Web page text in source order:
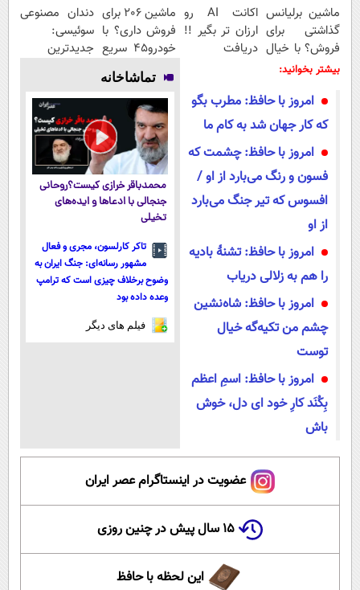
ماشین برلیانس
گذاشتی برای
فروش؟ با خیال
راحت بفروش
اکانت AI رو
ارزان تر بگیر !!
دریافت
ماشین 206 برای
فروش داری؟ با
خودرو45 سریع
دندان مصنوعی
سوئیسی:
جدیدترین
پرداخت قسطی
بیشتر بخوانید:
امروز با حافظ: مطرب بگو
که کار جهان شد به کام ما
امروز با حافظ: چشمت که
فسون و رنگ می‌بارد از او /
افسوس که تیر جنگ می‌بارد
از او
امروز با حافظ: تشنهٔ بادیه
را هم به زلالی دریاب
امروز با حافظ: شاه‌نشین
چشم من تکیه‌گه خیال
توست
امروز با حافظ: اسمِ اعظم
بِکُنَد کارِ خود ای دل، خوش
باش
تماشاخانه
محمدباقر خرازی کیست؟روحانی
جنجالی با ادعاها و ایده‌های
تخیلی
تاکر کارلسون، مجری و فعال
مشهور رسانه‌ای: جنگ ایران به
وضوح برخلاف چیزی است که ترامپ
وعده داده بود
فیلم های دیگر
عضویت در اینستاگرام عصر ایران
۱۵ سال پیش در چنین روزی
این لحظه با حافظ